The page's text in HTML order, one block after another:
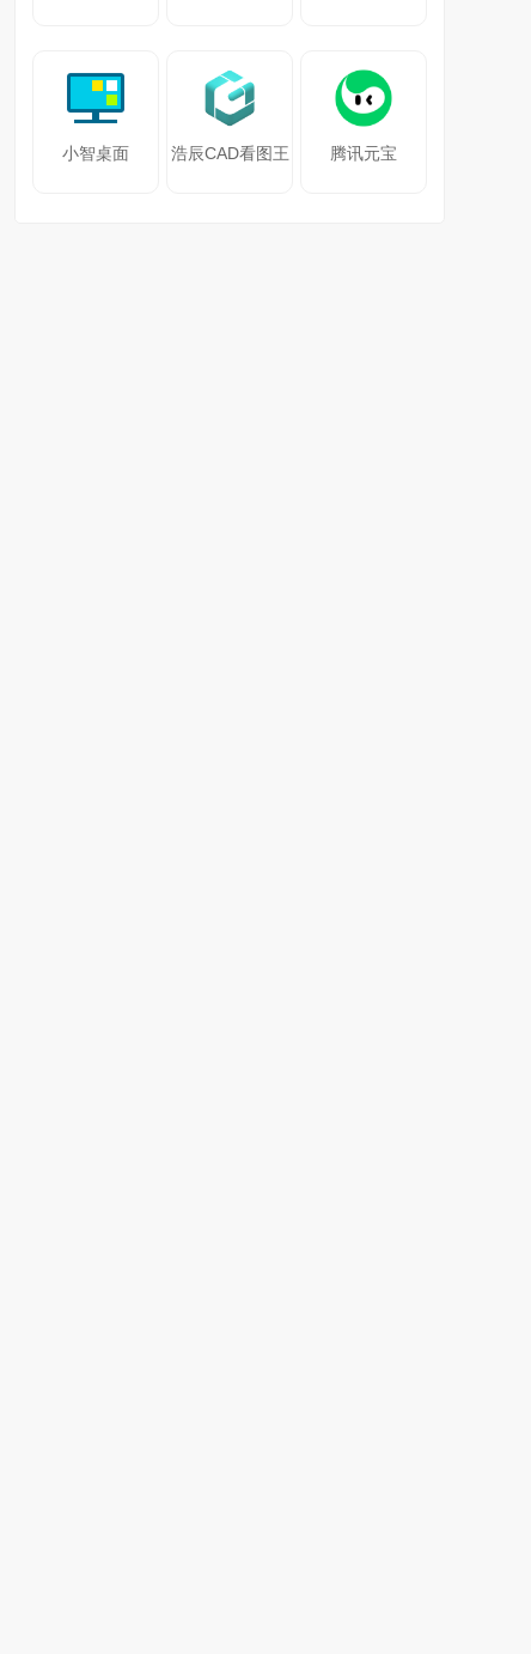
小智桌面 浩辰CAD看图王 腾讯元宝